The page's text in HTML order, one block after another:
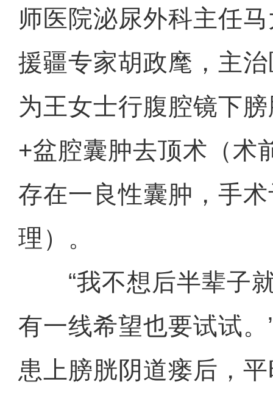
师医院泌尿外科主任
援疆专家胡政麾，主
为王女士行腹腔镜下
+盆腔囊肿去顶术（术
存在一良性囊肿，手
理）。
“我不想后半辈子就
有一线希望也要试试
患上膀胱阴道瘘后，